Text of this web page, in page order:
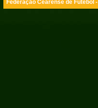
Federação Cearense de Futebol -